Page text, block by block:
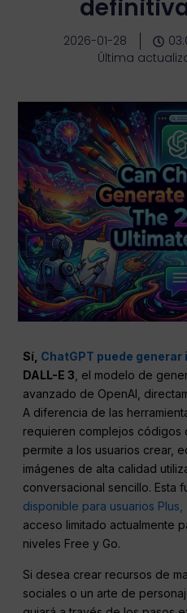
2026-01-28
Última
Sí, ChatGPT puede generar
DALL-E 3 , el modelo de
avanzado de OpenAI,
A diferencia de las
requieren complejos códigos
permite a los usuarios crear,
imágenes de alta calidad
conversacional sencillo. Esta
disponible para usuarios Plus,
acceso limitado actualmente
niveles Free y Go.
Si desea crear recursos de
sociales o un arte de